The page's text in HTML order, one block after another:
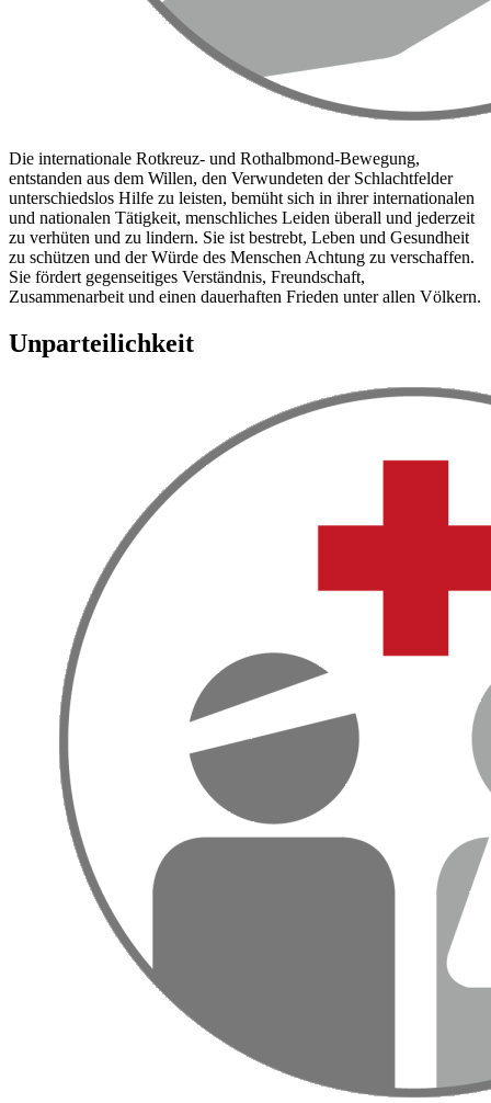
Die internationale Rotkreuz- und Rothalbmond-Bewegung,
entstanden aus dem Willen, den Verwundeten der Schlachtfelder
unterschiedslos Hilfe zu leisten, bemüht sich in ihrer internationalen
und nationalen Tätigkeit, menschliches Leiden überall und jederzeit
zu verhüten und zu lindern. Sie ist bestrebt, Leben und Gesundheit
zu schützen und der Würde des Menschen Achtung zu verschaffen.
Sie fördert gegenseitiges Verständnis, Freundschaft,
Zusammenarbeit und einen dauerhaften Frieden unter allen Völkern.
Unparteilichkeit